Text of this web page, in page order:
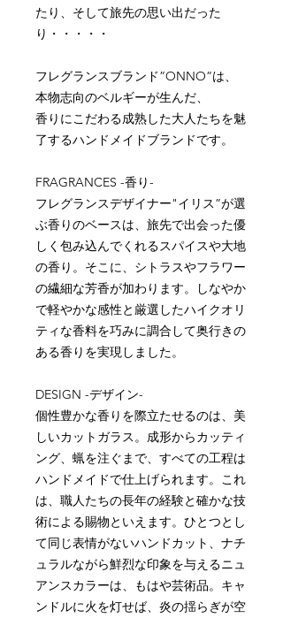
たり、そして旅先の思い出だった
り・・・・・
フレグランスブランド”ONNO”は、
本物志向のベルギーが生んだ、
香りにこだわる成熟した大人たちを魅
了するハンドメイドブランドです。
FRAGRANCES -香り-
フレグランスデザイナー"イリス”が選
ぶ香りのベースは、旅先で出会った優
しく包み込んでくれるスパイスや大地
の香り。そこに、シトラスやフラワー
の繊細な芳香が加わります。しなやか
で軽やかな感性と厳選したハイクオリ
ティな香料を巧みに調合して奥行きの
ある香りを実現しました。
DESIGN -デザイン-
個性豊かな香りを際立たせるのは、美
しいカットガラス。成形からカッティ
ング、蝋を注ぐまで、すべての工程は
ハンドメイドで仕上げられます。これ
は、職人たちの長年の経験と確かな技
術による賜物といえます。ひとつとし
て同じ表情がないハンドカット、ナチ
ュラルながら鮮烈な印象を与えるニュ
アンスカラーは、もはや芸術品。キャ
ンドルに火を灯せば、炎の揺らぎが空